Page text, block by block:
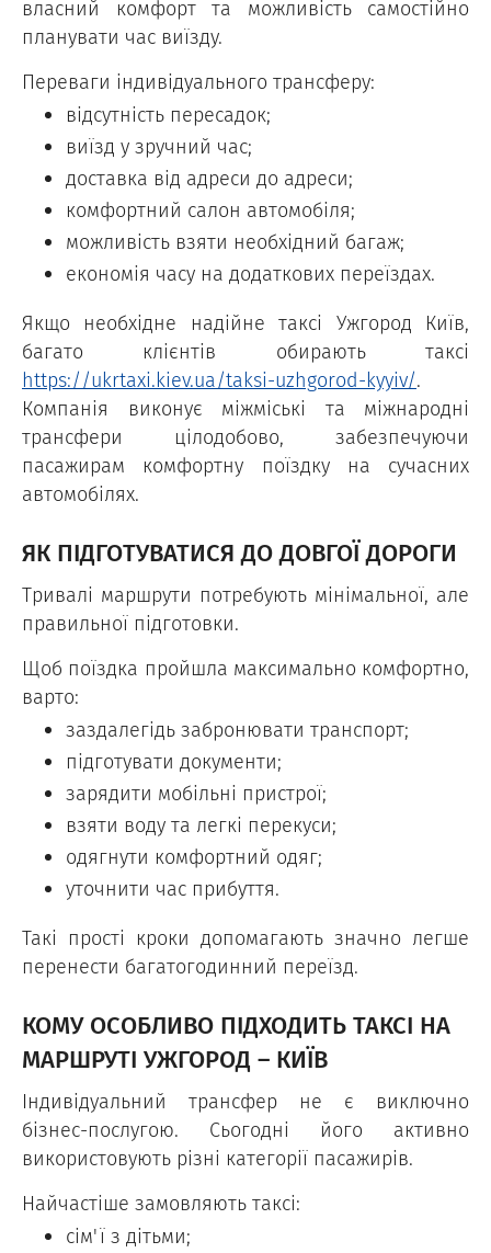
власний комфорт та можливість самостійно
планувати час виїзду.
Переваги індивідуального трансферу:
відсутність пересадок;
виїзд у зручний час;
доставка від адреси до адреси;
комфортний салон автомобіля;
можливість взяти необхідний багаж;
економія часу на додаткових переїздах.
Якщо необхідне надійне таксі Ужгород Київ,
багато клієнтів обирають таксі
https://ukrtaxi.kiev.ua/taksi-uzhgorod-kyyiv/.
Компанія виконує міжміські та міжнародні
трансфери цілодобово, забезпечуючи
пасажирам комфортну поїздку на сучасних
автомобілях.
ЯК ПІДГОТУВАТИСЯ ДО ДОВГОЇ ДОРОГИ
Тривалі маршрути потребують мінімальної, але
правильної підготовки.
Щоб поїздка пройшла максимально комфортно,
варто:
заздалегідь забронювати транспорт;
підготувати документи;
зарядити мобільні пристрої;
взяти воду та легкі перекуси;
одягнути комфортний одяг;
уточнити час прибуття.
Такі прості кроки допомагають значно легше
перенести багатогодинний переїзд.
КОМУ ОСОБЛИВО ПІДХОДИТЬ ТАКСІ НА
МАРШРУТІ УЖГОРОД – КИЇВ
Індивідуальний трансфер не є виключно
бізнес-послугою. Сьогодні його активно
використовують різні категорії пасажирів.
Найчастіше замовляють таксі:
сім'ї з дітьми;